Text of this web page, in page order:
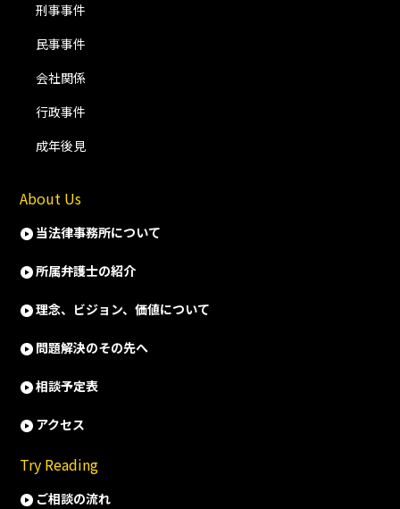
刑事事件
民事事件
会社関係
行政事件
成年後見
About Us
当法律事務所について
所属弁護士の紹介
理念、ビジョン、価値について
問題解決のその先へ
相談予定表
アクセス
Try Reading
ご相談の流れ